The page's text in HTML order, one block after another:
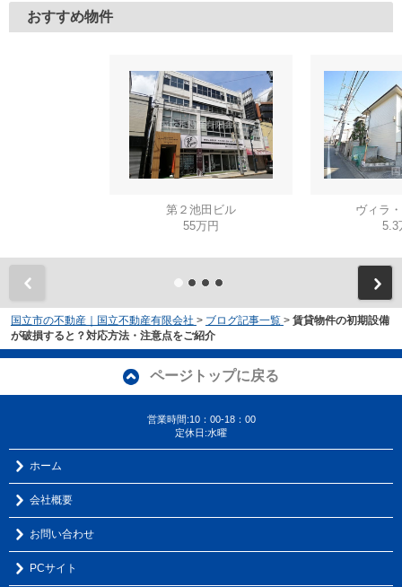
おすすめ物件
第２池田ビル
55万円
ヴィラ
5.3
国立市の不動産｜国立不動産有限会社 > ブログ記事一覧 > 賃貸物件の初期設備
が破損すると？対応方法・注意点をご紹介
ページトップに戻る
営業時間:10：00-18：00
定休日:水曜
ホーム
会社概要
お問い合わせ
PCサイト